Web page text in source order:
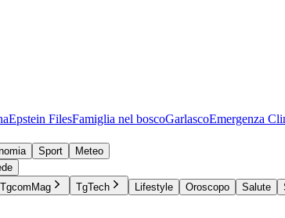
Epstein FilesFamiglia nel boscoGarlascoEmergenza
Sport
Meteo
TgcomMag TgTech Lifestyle Oroscopo Salute